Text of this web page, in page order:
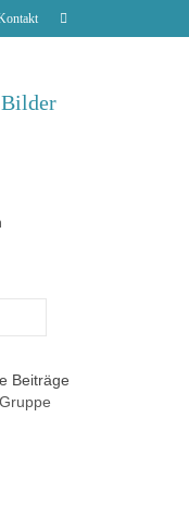
Bilder
Beiträge